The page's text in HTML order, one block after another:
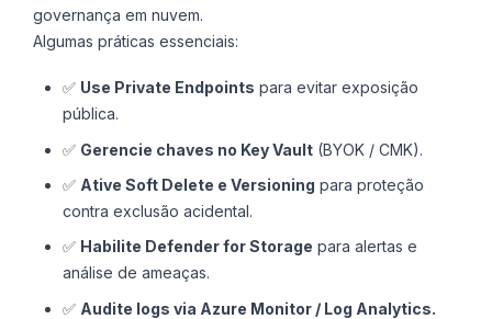
governança em nuvem.
Algumas práticas essenciais:
✅ Use Private Endpoints para evitar exposição
pública.
✅ Gerencie chaves no Key Vault(BYOK / CMK).
✅ Ative Soft Delete e Versioning para proteção
contra exclusão acidental.
✅ Habilite Defender for Storage para alertas e
análise de ameaças.
✅ Audite logs via Azure Monitor / Log Analytics.